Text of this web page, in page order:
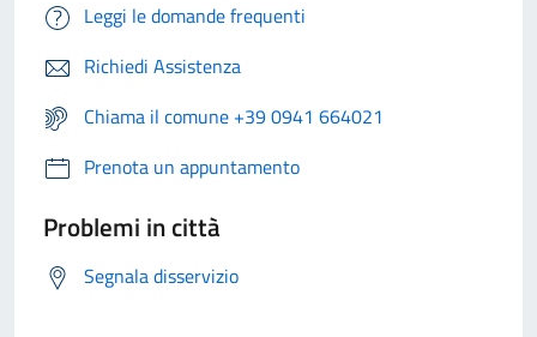
Leggi le domande frequenti
Richiedi Assistenza
Chiama il comune +39 0941 664021
Prenota un appuntamento
Problemi in città
Segnala disservizio